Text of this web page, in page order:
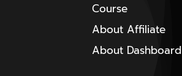
Course
About Affiliate
About Dashboard